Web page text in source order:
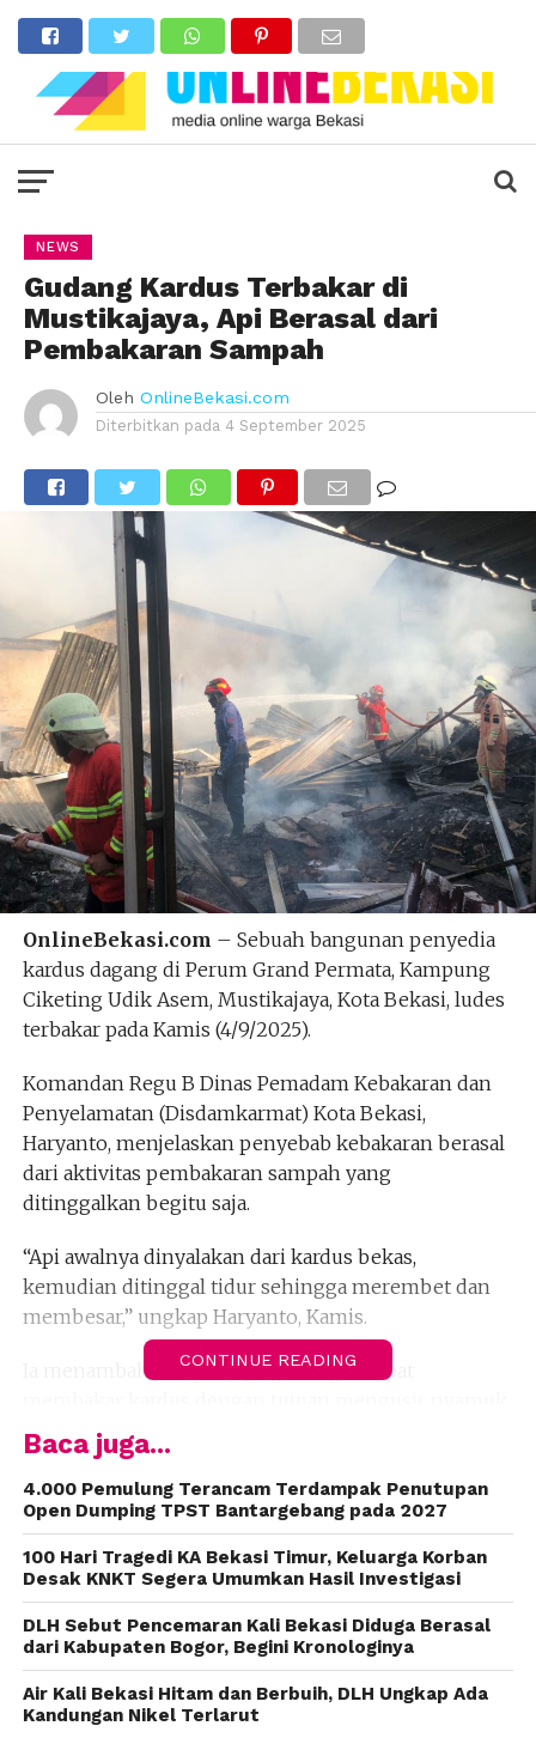
NEWS
Gudang Kardus Terbakar di
Mustikajaya, Api Berasal dari
Pembakaran Sampah
Oleh OnlineBekasi.com
Diterbitkan pada 4 September 2025
OnlineBekasi.com – Sebuah bangunan penyedia
kardus dagang di Perum Grand Permata, Kampung
Ciketing Udik Asem, Mustikajaya, Kota Bekasi, ludes
terbakar pada Kamis (4/9/2025).
Komandan Regu B Dinas Pemadam Kebakaran dan
Penyelamatan (Disdamkarmat) Kota Bekasi,
Haryanto, menjelaskan penyebab kebakaran berasal
dari aktivitas pembakaran sampah yang
ditinggalkan begitu saja.
“Api awalnya dinyalakan dari kardus bekas,
kemudian ditinggal tidur sehingga merembet dan
membesar,” ungkap Haryanto, Kamis.
Ia menambahkan, penjaga gudang sempat
Namun, karena tertidur, api menjalar ke material
mudah terbakar di sekitarnya.
Laporan kebakaran diterima pada pukul 07.03 WIB.
Dua unit mobil pemadam dikerahkan ke lokasi dan
berhasil memadamkan api sekitar pukul 08.00 WIB.
Haryanto memastikan tidak ada korban jiwa maupun
luka dalam insiden ini.
CONTINUE READING
Baca juga...
4.000 Pemulung Terancam Terdampak Penutupan
Open Dumping TPST Bantargebang pada 2027
100 Hari Tragedi KA Bekasi Timur, Keluarga Korban
Desak KNKT Segera Umumkan Hasil Investigasi
DLH Sebut Pencemaran Kali Bekasi Diduga Berasal
dari Kabupaten Bogor, Begini Kronologinya
Air Kali Bekasi Hitam dan Berbuih, DLH Ungkap Ada
Kandungan Nikel Terlarut